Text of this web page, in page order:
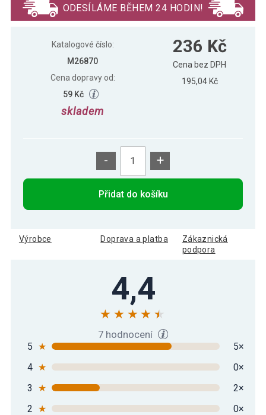
MOVIT Kettlebell činka, 12 kg, černá 559 Kč
MOVIT Kettlebell činka, 14 kg, černá
193 Kč
ODESÍLÁME BĚHEM 24 HODIN!
Katalogové číslo:
M26870
Cena dopravy od:
59 Kč
skladem
236 Kč
Cena bez DPH
195,04 Kč
- +
Přidat do košíku
Výrobce Doprava a platba
Zákaznická
podpora
4,4
7 hodnocení
5 ★
5×
4 ★
0×
3
★
2×
2 ★
0×